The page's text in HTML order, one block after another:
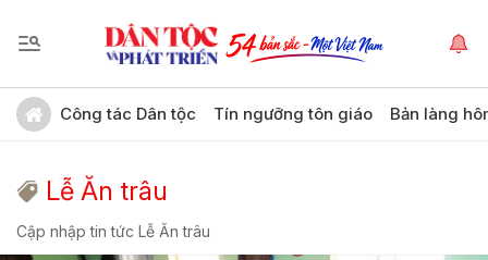
Công tác Dân tộc Tín ngưỡng tôn giáo Bản làng
Lễ Ăn trâu
Cập nhập tin tức Lễ Ăn trâu